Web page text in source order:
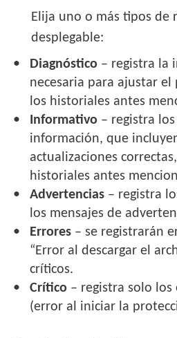
Elija uno o más tipos de
desplegable:
Diagnóstico – registra la
necesaria para ajustar el
los historiales antes
Informativo – registra
información, que
actualizaciones
historiales antes
Advertencias – registra
los mensajes de
Errores – se registrarán
“Error al descargar el
críticos.
Crítico – registra solo los
(error al iniciar la